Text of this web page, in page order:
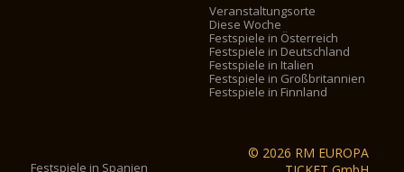
Veranstaltungsorte
Diese Woche
Festspiele in Österreich
Festspiele in Deutschland
Festspiele in Italien
Festspiele in Großbritannien
Festspiele in Finnland
Festspiele in Spanien
© 2026 RM EUROPA